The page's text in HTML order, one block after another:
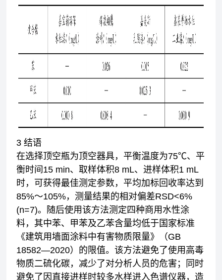
3 结语
在选择顶空瓶为顶空器具，平衡温度为75℃、平
衡时间15 min、取样体积8 mL、进样体积1 mL
时，可获得最佳测定参数，平均加标回收率达到
85%～105%，测量结果的相对偏差RSD<6%
(n=7)。随后使用该方法测定四种商用水性涂
料，其中苯、甲苯及乙苯含量均低于国家标准
《建筑用墙面涂料中有害物质限量》（GB
18582—2020）的限值。该方法避免了使用高毒
物质二硫化碳，减少了对分析人员的危害；同时
避免了因直接进样时较多水样进入色谱仪器，造